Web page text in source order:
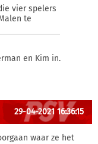
vier spelers
te
en Kim in.
29-04-2021 16:36:15
waar ze het